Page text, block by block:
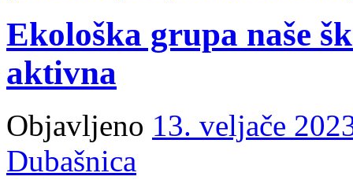
Ekološka grupa naše
aktivna
Objavljeno 13. veljače
Dubašnica